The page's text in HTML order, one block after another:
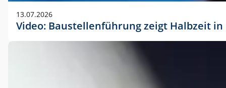
13.07.2026
Video: Baustellenführung zeigt Halbzeit